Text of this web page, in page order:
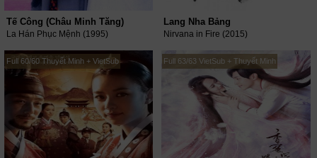
Tế Công (Châu Minh Tăng)
La Hán Phục Mệnh (1995)
Lang Nha Bảng
Nirvana in Fire (2015)
Full 60/60 Thuyết Minh + VietSub Full 63/63 VietSub + Thuyết Minh